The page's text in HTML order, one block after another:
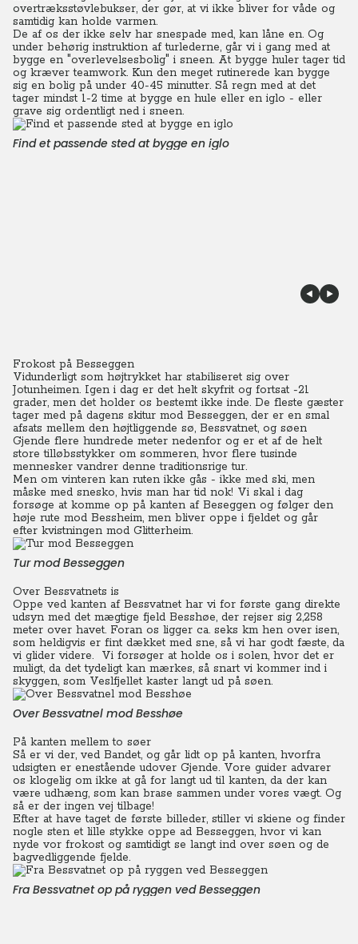
overtræksstøvlebukser, der gør, at vi ikke bliver for våde og
samtidig kan holde varmen.
De af os der ikke selv har snespade med, kan låne en. Og
under behørig instruktion af turlederne, går vi i gang med at
bygge en "overlevelsesbolig" i sneen. At bygge huler tager tid
og kræver teamwork. Kun den meget rutinerede kan bygge
sig en bolig på under 40-45 minutter. Så regn med at det
tager mindst 1-2 time at bygge en hule eller en iglo - eller
grave sig ordentligt ned i sneen.
Find et passende sted at bygge en iglo
Frokost på Besseggen
Vidunderligt som højtrykket har stabiliseret sig over
Jotunheimen. Igen i dag er det helt skyfrit og fortsat -21
grader, men det holder os bestemt ikke inde. De fleste gæster
tager med på dagens skitur mod Besseggen, der er en smal
afsats mellem den højtliggende sø, Bessvatnet, og søen
Gjende flere hundrede meter nedenfor og er et af de helt
store tilløbsstykker om sommeren, hvor flere tusinde
mennesker vandrer denne traditionsrige tur.
Men om vinteren kan ruten ikke gås - ikke med ski, men
måske med snesko, hvis man har tid nok! Vi skal i dag
forsøge at komme op på kanten af Beseggen og følger den
høje rute mod Bessheim, men bliver oppe i fjeldet og går
efter kvistningen mod Glitterheim.
Tur mod Besseggen
Over Bessvatnets is
Oppe ved kanten af Bessvatnet har vi for første gang direkte
udsyn med det mægtige fjeld Besshøe, der rejser sig 2,258
meter over havet. Foran os ligger ca. seks km hen over isen,
som heldigvis er fint dækket med sne, så vi har godt fæste, da
vi glider videre.
Vi forsøger at holde os i solen, hvor det er
muligt, da det tydeligt kan mærkes, så snart vi kommer ind i
skyggen, som Veslfjellet kaster langt ud på søen.
Over Bessvatnel mod Besshøe
På kanten mellem to søer
Så er vi der, ved Bandet, og går lidt op på kanten, hvorfra
udsigten er enestående udover Gjende. Vore guider advarer
os klogelig om ikke at gå for langt ud til kanten, da der kan
være udhæng, som kan brase sammen under vores vægt. Og
så er der ingen vej tilbage!
Efter at have taget de første billeder, stiller vi skiene og finder
nogle sten et lille stykke oppe ad Besseggen, hvor vi kan
nyde vor frokost og samtidigt se langt ind over søen og de
bagvedliggende fjelde.
Fra Bessvatnet op på ryggen ved Besseggen